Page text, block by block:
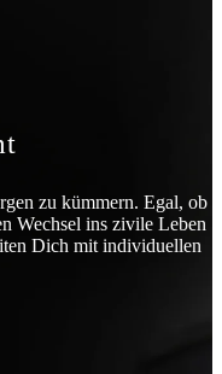
zu kümmern. Egal, ob
Wechsel ins zivile Leben
Dich mit individuellen